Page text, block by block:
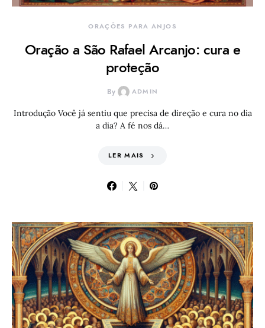
ORAÇÕES PARA ANJOS
Oração a São Rafael Arcanjo: cura e
proteção
By ADMIN
Introdução Você já sentiu que precisa de direção e cura no dia
a dia? A fé nos dá…
LER MAIS